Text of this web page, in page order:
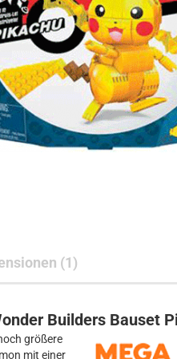
Toys
Subjects
Hersteller
(1)
Builders Bauset
größere
mit einer